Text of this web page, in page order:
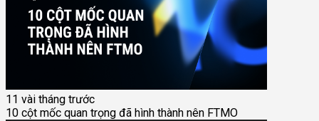
11 vài tháng trước
10 cột mốc quan trọng đã hình thành nên FTMO